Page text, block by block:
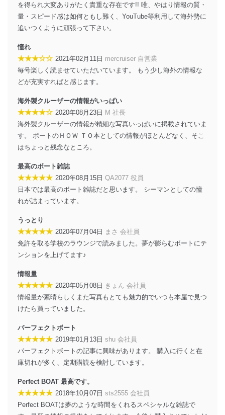
法令遵守
当社は、個人情報に関連する法令、国が定める指針及び
す。
個人情報の安全管理措置
に、下記セキュリティ対策をはじめとする安全対策を実
施し、個人情報の漏えい、滅失またはき損の防止及び是
正に努めます。
アクセス制御
個人データを取り扱うことのできる機器及び当該
の不要なアクセスを防止しています。
アクセス者の識別と認証
機器に標準装備されているユーザー制御機能（ユ
ーザーアカウント制御）により、個人情報データ
外部からの不正アクセス等の防止
個人データを取り扱う機器等のオペレーティング
システムを最新の状態に保持しています。
により、これを最新状態としています。
情報システムの使用に伴う漏洩等の防止
送信する場合に、当該ファイルへのパスワードを
設定しています。
個人情報保護マネジメントシステムの継続的改善
じて、個人情報保護マネジメントシステムを継続的に改
善し、常に最良の状態を維持します。
苦情及び相談受付け窓口
を得られ大変ありがたく貴重な存在です!! 唯、やはり情報の質・
量・スピード感は如何ともし難く、YouTube等利用して海外勢に
追いつくように頑張って下さい。
憧れ
★★★☆☆ 2021年02月11日 mercruiser 自営業
毎号楽しく読ませていただいています。 もう少し海外の情報な
どが充実すればと感じます。
海外製クルーザーの情報がいっぱい
★★★★☆ 2020年08月23日 M 社長
海外製クルーザーの情報が精細な写真いっぱいに掲載されていま
す。 ボートのＨＯＷ ＴＯ本としての情報がほとんどなく、そこ
はちょっと残念なところ。
最高のボート雑誌
★★★★★ 2020年08月15日 QA2077 役員
日本では最高のボート雑誌だと思います。 シーマンとしての憧
れが詰まっています。
うっとり
★★★★★ 2020年07月04日
まさ 会社員
免許を取る学校のラウンジで読みました。夢が膨らむボートにテ
ンションを上げてます♪
情報量
★★★★★ 2020年05月08日 きょん 会社員
情報量が素晴らしくまた写真もとても魅力的でいつも本屋で見つ
けたら買っていました。
パーフェクトボート
★★★★★ 2019年01月13日 shu 会社員
パーフェクトボートの記事に興味があります。 購入に行くと在
庫切れが多く、定期購読を検討しています。
Perfect BOAT 最高です。
★★★★★ 2018年10月07日 sts2555 会社員
Perfect BOATは夢のような時間をくれるスペシャルな雑誌で